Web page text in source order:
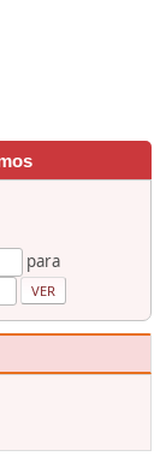
para